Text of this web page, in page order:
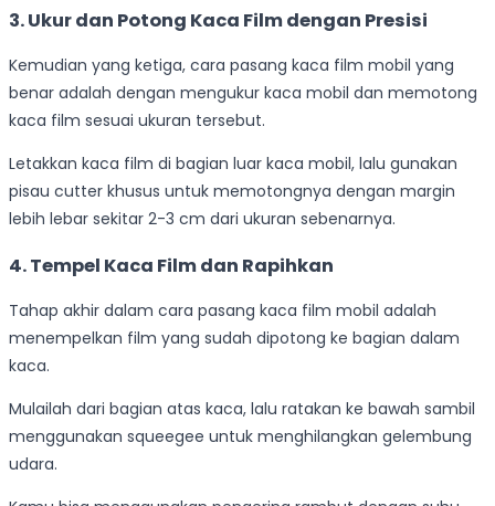
3.Ukur dan Potong Kaca Film dengan Presisi
Kemudian yang ketiga, cara pasang kaca film mobil yang
benar adalah dengan mengukur kaca mobil dan memotong
kaca film sesuai ukuran tersebut.
Letakkan kaca film di bagian luar kaca mobil, lalu gunakan
pisau cutter khusus untuk memotongnya dengan margin
lebih lebar sekitar 2-3 cm dari ukuran sebenarnya.
4. Tempel Kaca Film dan Rapihkan
Tahap akhir dalam cara pasang kaca film mobil adalah
menempelkan film yang sudah dipotong ke bagian dalam
kaca.
Mulailah dari bagian atas kaca, lalu ratakan ke bawah sambil
menggunakan squeegee untuk menghilangkan gelembung
udara.